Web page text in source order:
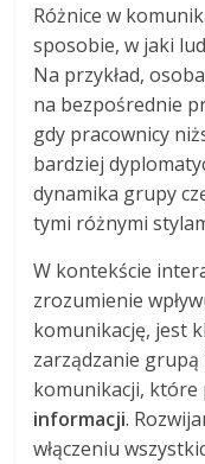
Różnice w
sposobie, w jaki
Na przykład,
na bezpośrednie
gdy pracownicy
bardziej
dynamika grupy
tymi różnymi
W kontekście
zrozumienie
komunikację, jest
zarządzanie
komunikacji, które
informacji.
włączeniu